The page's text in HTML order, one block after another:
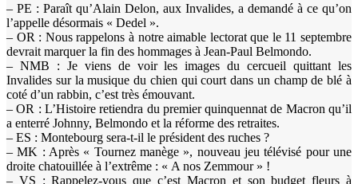
– PE : Paraît qu’Alain Delon, aux Invalides, a demandé à ce qu’on
l’appelle désormais « Dedel ».
– OR : Nous rappelons à notre aimable lectorat que le 11 septembre
devrait marquer la fin des hommages à Jean-Paul Belmondo.
– NMB : Je viens de voir les images du cercueil quittant les
Invalides sur la musique du chien qui court dans un champ de blé à
coté d’un rabbin, c’est très émouvant.
– OR : L’Histoire retiendra du premier quinquennat de Macron qu’il
a enterré Johnny, Belmondo et la réforme des retraites.
– ES : Montebourg sera-t-il le président des ruches ?
– MK : Après « Tournez manège », nouveau jeu télévisé pour une
droite chatouillée à l’extrême : « A nos Zemmour » !
– VS : Rappelez-vous que c’est Macron et son budget fleurs à